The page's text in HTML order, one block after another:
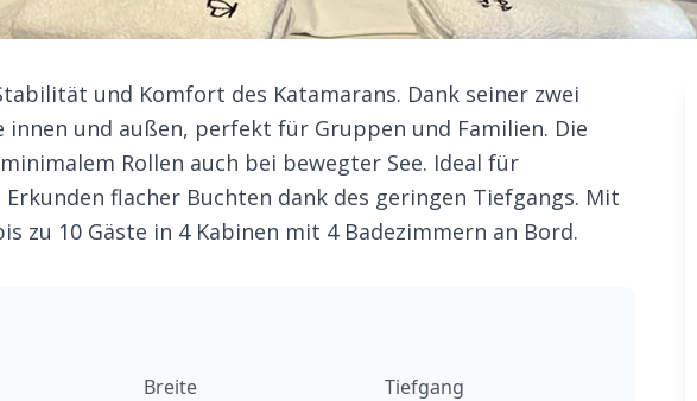
und Komfort des Katamarans. Dank seiner zwei
und außen, perfekt für Gruppen und Familien. Die
Rollen auch bei bewegter See. Ideal für
flacher Buchten dank des geringen Tiefgangs. Mit
zu 10 Gäste in 4 Kabinen mit 4 Badezimmern an Bord.
Breite
Tiefgang